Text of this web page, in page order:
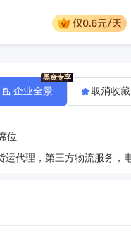
位
企业全景 取消收藏